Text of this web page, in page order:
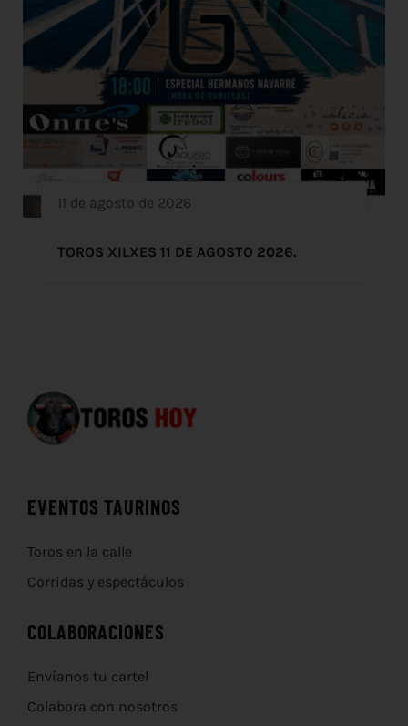
11 de agosto de 2026
TOROS XILXES 11 DE AGOSTO 2026.
EVENTOS TAURINOS
Toros en la calle
Corridas y espectáculos
COLABORACIONES
Envíanos tu cartel
Colabora con nosotros